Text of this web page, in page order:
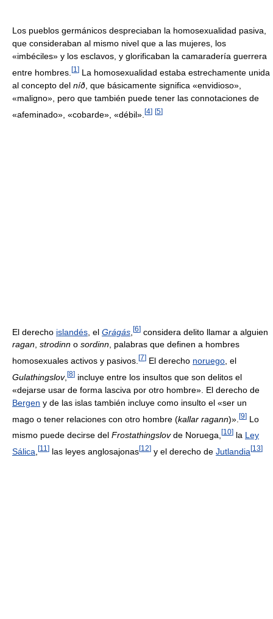
Los pueblos germánicos despreciaban la homosexualidad pasiva,
que consideraban al mismo nivel que a las mujeres, los
«imbéciles» y los esclavos, y glorificaban la camaradería guerrera
entre hombres. [1 ] La homosexualidad estaba estrechamente unida
al concepto del níð , que básicamente significa «envidioso»,
«maligno», pero que también puede tener las connotaciones de
«afeminado», «cobarde», «débil». [4] [5]
El derecho islandés , el Grágás [6] considera delito llamar a alguien
ragan, strodinn o sordinn, palabras que definen a hombres
homosexuales activos y pasivos. [7] El derecho noruego , el
Gulathingslov, [8] incluye entre los insultos que son delitos el
«dejarse usar de forma lasciva por otro hombre». El derecho de
Bergen y de las islas también incluye como insulto el «ser un
mago o tener relaciones con otro hombre (kallar ragann)». [9] Lo
mismo puede decirse del Frostathingslovde Noruega, [10] la Ley
Sálica [11 ] las leyes anglosajonas[12] y el derecho de Jutlandia[13]